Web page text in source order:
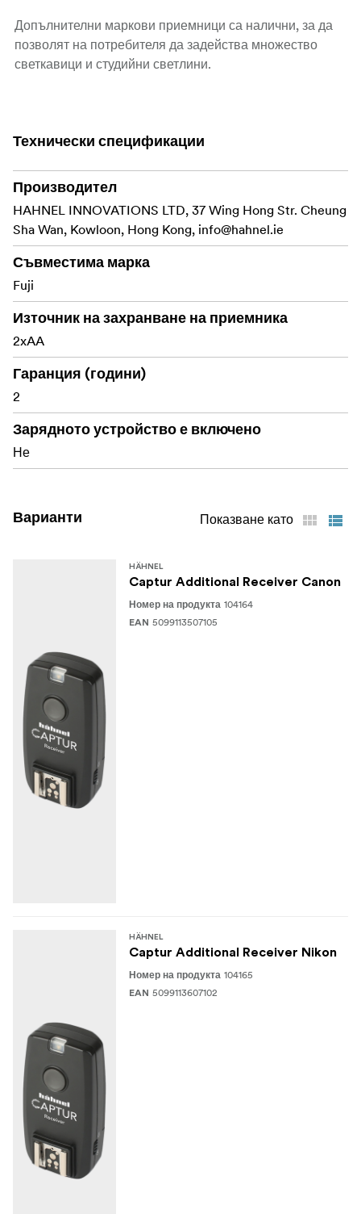
Допълнителни маркови приемници са налични, за да
позволят на потребителя да задейства множество
светкавици и студийни светлини.
Технически спецификации
Производител
HAHNEL INNOVATIONS LTD, 37 Wing Hong Str. Cheung
Sha Wan, Kowloon, Hong Kong, info@hahnel.ie
Съвместима марка
Fuji
Източник на захранване на приемника
2xAA
Гаранция (години)
2
Зарядното устройство е включено
Не
Варианти Показване като
HÄHNEL
Captur Additional Receiver Canon
Номер на продукта 104164
EAN 5099113507105
HÄHNEL
Captur Additional Receiver Nikon
Номер на продукта 104165
EAN 5099113607102